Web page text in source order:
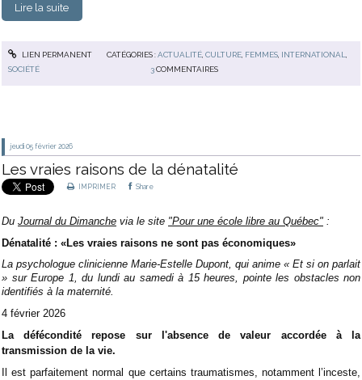
Lire la suite
LIEN PERMANENT CATÉGORIES :ACTUALITÉ, CULTURE, FEMMES, INTERNATIONAL
SOCIÉTÉ
3 COMMENTAIRES
jeudi 05 février 2026
Les vraies raisons de la dénatalité
IMPRIMER Share
Du Journal du Dimanche via le site "Pour une école libre au Québec" :
Dénatalité : «Les vraies raisons ne sont pas économiques»
La psychologue clinicienne Marie-Estelle Dupont, qui anime « Et si on parlait
» sur Europe 1, du lundi au samedi à 15 heures, pointe les obstacles non
identifiés à la maternité.
4 février 2026
La défécondité repose sur l'absence de valeur accordée à la
transmission de la vie.
Il est parfaitement normal que certains traumatismes, notamment l’inceste,